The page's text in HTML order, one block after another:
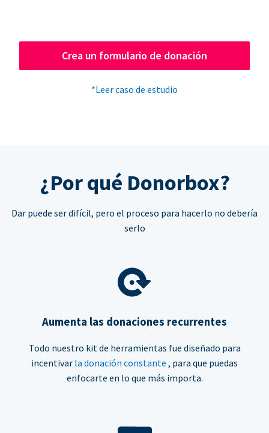
Crea un formulario de donación
*Leer caso de estudio
¿Por qué Donorbox?
Dar puede ser difícil, pero el proceso para hacerlo no debería
serlo
Aumenta las donaciones recurrentes
Todo nuestro kit de herramientas fue diseñado para
incentivar la donación constante , para que puedas
enfocarte en lo que más importa.